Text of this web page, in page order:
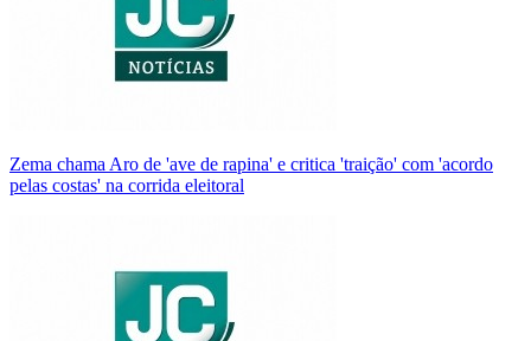
Zema chama Aro de 'ave de rapina' e critica 'traição' com 'acordo
pelas costas' na corrida eleitoral